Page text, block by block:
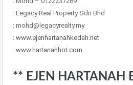
: Legacy Real Property Sdn Bhd
: mohd@legacyrealty.my
: www.ejenhartanahkedah.net
: www.hartanahhot.com
** EJEN HARTANAH